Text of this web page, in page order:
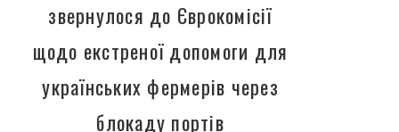
звернулося до Єврокомісії
щодо екстреної допомоги для
українських фермерів через
блокаду портів